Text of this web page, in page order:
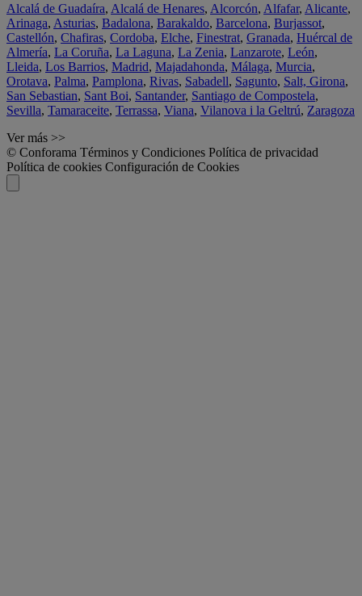
Alcalá de Guadaíra, Alcalá de Henares, Alcorcón, Alfafar, Alicante,
Arinaga, Asturias, Badalona, Barakaldo, Barcelona, Burjassot,
Castellón, Chafiras, Cordoba, Elche, Finestrat, Granada, Huércal de
Almería, La Coruña, La Laguna, La Zenia, Lanzarote, León,
Lleida, Los Barrios, Madrid, Majadahonda, Málaga, Murcia,
Orotava, Palma, Pamplona, Rivas, Sabadell, Sagunto, Salt, Girona,
San Sebastian, Sant Boi, Santander, Santiago de Compostela,
Sevilla, Tamaraceite, Terrassa, Viana, Vilanova i la Geltrú, Zaragoza
Ver más >>
© Conforama Términos y Condiciones Política de privacidad
Política de cookies Configuración de Cookies